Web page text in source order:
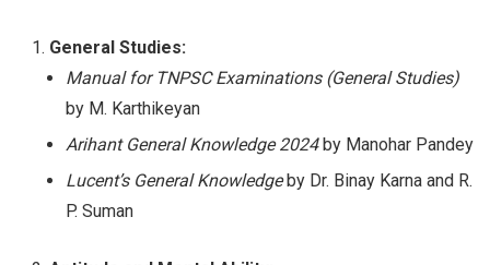
General Studies:
Manual for TNPSC Examinations (General Studies)
by M. Karthikeyan
Arihant General Knowledge 2024by Manohar Pandey
Lucent’s General Knowledgeby Dr. Binay Karna and R.
P. Suman